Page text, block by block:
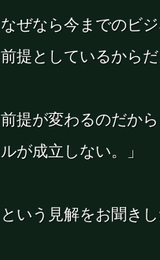
なぜなら今までのビ
前提としているからだ
前提が変わるのだか
ルが成立しない。」
という見解をお聞き